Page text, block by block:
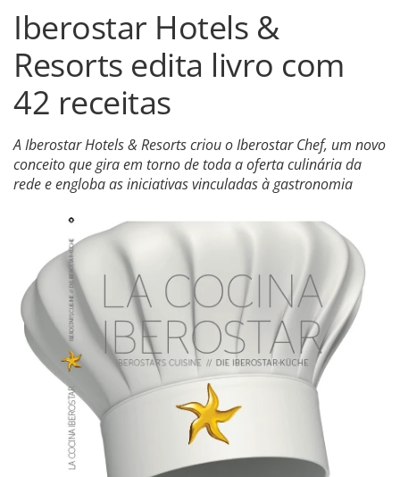
Iberostar Hotels &
Resorts edita livro com
42 receitas
A Iberostar Hotels & Resorts criou o Iberostar Chef, um novo
conceito que gira em torno de toda a oferta culinária da
rede e engloba as iniciativas vinculadas à gastronomia